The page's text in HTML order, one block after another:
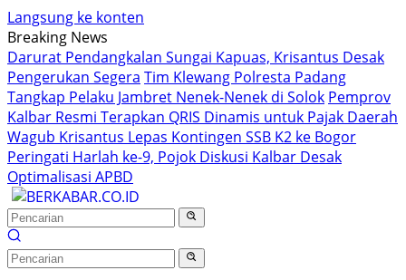
Langsung ke konten
Breaking News
Darurat Pendangkalan Sungai Kapuas, Krisantus Desak
Pengerukan Segera Tim Klewang Polresta Padang
Tangkap Pelaku Jambret Nenek-Nenek di Solok Pemprov
Kalbar Resmi Terapkan QRIS Dinamis untuk Pajak Daerah
Wagub Krisantus Lepas Kontingen SSB K2 ke Bogor
Peringati Harlah ke-9, Pojok Diskusi Kalbar Desak
Optimalisasi APBD